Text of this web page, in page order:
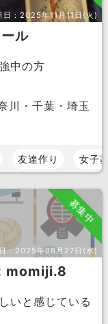
日：2025年11月11日(火)
ル
中の方
川・千葉・埼玉
友達作り 女子
募集中
：2025年08月27日(水)
momiji.8
いと感じている